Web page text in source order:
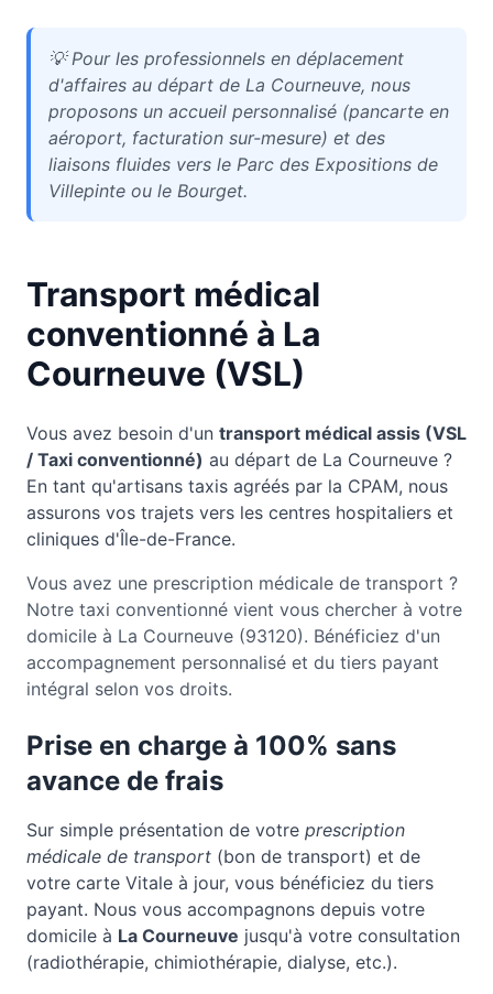
💡Pour les professionnels en déplacement
d'affaires au départ de La Courneuve, nous
proposons un accueil personnalisé (pancarte en
aéroport, facturation sur-mesure) et des
liaisons fluides vers le Parc des Expositions de
Villepinte ou le Bourget.
Transport médical
conventionné à La
Courneuve (VSL)
Vous avez besoin d'un transport médical assis (VSL
/ Taxi conventionné) au départ de La Courneuve ?
En tant qu'artisans taxis agréés par la CPAM, nous
assurons vos trajets vers les centres hospitaliers et
cliniques d'Île-de-France.
Vous avez une prescription médicale de transport ?
Notre taxi conventionné vient vous chercher à votre
domicile à La Courneuve (93120). Bénéficiez d'un
accompagnement personnalisé et du tiers payant
intégral selon vos droits.
Prise en charge à 100% sans
avance de frais
Sur simple présentation de votre prescription
médicale de transport (bon de transport) et de
votre carte Vitale à jour, vous bénéficiez du tiers
payant. Nous vous accompagnons depuis votre
domicile à La Courneuve jusqu'à votre consultation
(radiothérapie, chimiothérapie, dialyse, etc.).